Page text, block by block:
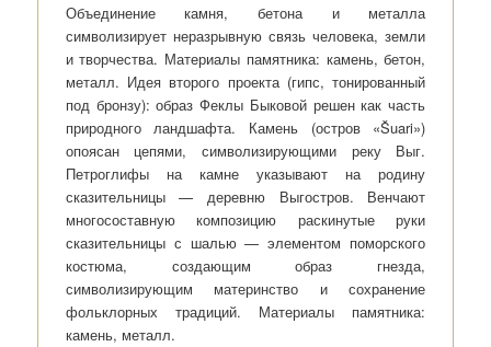
Объединение камня, бетона и металла
символизирует неразрывную связь человека, земли
и творчества. Материалы памятника: камень, бетон,
металл. Идея второго проекта (гипс, тонированный
под бронзу): образ Феклы Быковой решен как часть
природного ландшафта. Камень (остров «Šuari»)
опоясан цепями, символизирующими реку Выг.
Петроглифы на камне указывают на родину
сказительницы — деревню Выгостров. Венчают
многосоставную композицию раскинутые руки
сказительницы с шалью — элементом поморского
костюма, создающим образ гнезда,
символизирующим материнство и сохранение
фольклорных традиций. Материалы памятника:
камень, металл.